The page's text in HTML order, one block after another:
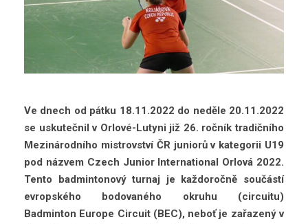
Ve dnech od pátku 18.11.2022 do neděle 20.11.2022
se uskutečnil v Orlové-Lutyni již 26. ročník tradičního
Mezinárodního mistrovství ČR juniorů v kategorii U19
pod názvem Czech Junior International Orlová 2022.
Tento badmintonový turnaj je každoročně součástí
evropského bodovaného okruhu (circuitu)
Badminton Europe Circuit (BEC), neboť je zařazený v